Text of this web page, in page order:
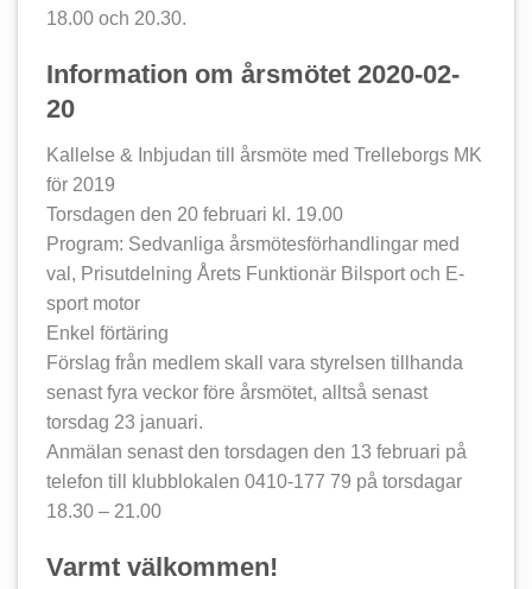
18.00 och 20.30.
Information om årsmötet 2020-02-
20
Kallelse & Inbjudan till årsmöte med Trelleborgs MK
för 2019
Torsdagen den 20 februari kl. 19.00
Program: Sedvanliga årsmötesförhandlingar med
val, Prisutdelning Årets Funktionär Bilsport och E-
sport motor
Enkel förtäring
Förslag från medlem skall vara styrelsen tillhanda
senast fyra veckor före årsmötet, alltså senast
torsdag 23 januari.
Anmälan senast den torsdagen den 13 februari på
telefon till klubblokalen 0410-177 79 på torsdagar
18.30 – 21.00
Varmt välkommen!